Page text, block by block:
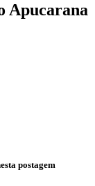
Apucarana
postagem